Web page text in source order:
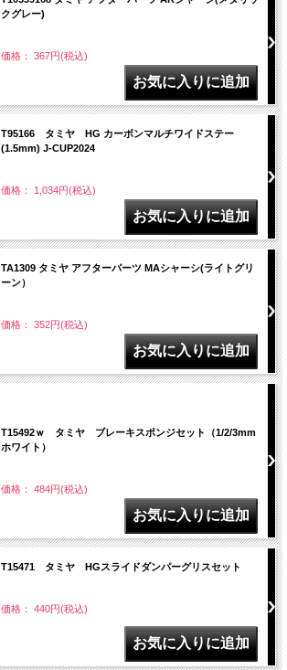
クグレー)
価格： 367円(税込)
T95166 タミヤ HG カーボンマルチワイドステー
(1.5mm) J-CUP2024
価格： 1,034円(税込)
TA1309 タミヤ アフターパーツ MAシャーシ(ライトグリ
ーン）
価格： 352円(税込)
T15492ｗ タミヤ ブレーキスポンジセット（1/2/3mm
ホワイト）
価格： 484円(税込)
T15471 タミヤ HGスライドダンパーグリスセット
価格： 440円(税込)